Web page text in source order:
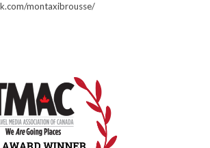
montaxibrousse/